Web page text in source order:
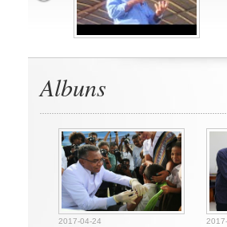
Albuns
2017-04-24